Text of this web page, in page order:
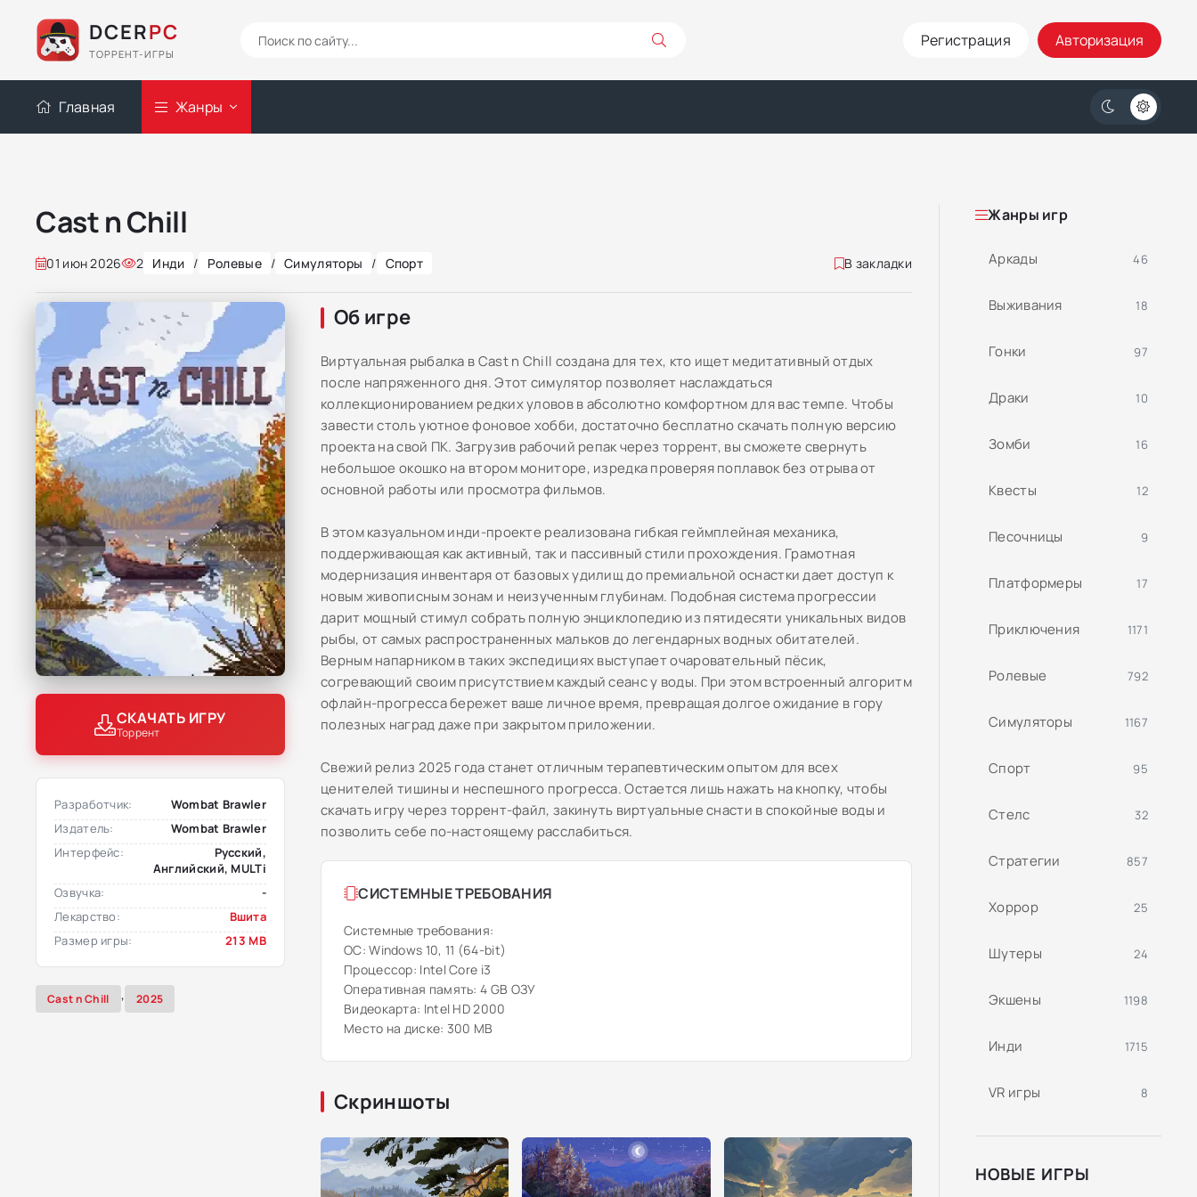
DCERPC
ТОРРЕНТ-ИГРЫ
Регистрация Авторизация
Главная Жанры
Cast n Chill
01 июн 2026 2 Инди / Ролевые / Симуляторы / Спорт В закладки
СКАЧАТЬ ИГРУ
Торрент
Разработчик:
Wombat Brawler
Издатель:
Wombat Brawler
Интерфейс:
Русский,
Английский, MULTi
Озвучка:
-
Лекарство:
Вшита
Размер игры:
213 MB
Cast n Chill , 2025
Об игре
Виртуальная рыбалка в Cast n Chill создана для тех, кто ищет медитативный отдых
после напряженного дня. Этот симулятор позволяет наслаждаться
коллекционированием редких уловов в абсолютно комфортном для вас темпе. Чтобы
завести столь уютное фоновое хобби, достаточно бесплатно скачать полную версию
проекта на свой ПК. Загрузив рабочий репак через торрент, вы сможете свернуть
небольшое окошко на втором мониторе, изредка проверяя поплавок без отрыва от
основной работы или просмотра фильмов.
В этом казуальном инди-проекте реализована гибкая геймплейная механика,
поддерживающая как активный, так и пассивный стили прохождения. Грамотная
модернизация инвентаря от базовых удилищ до премиальной оснастки дает доступ к
новым живописным зонам и неизученным глубинам. Подобная система прогрессии
дарит мощный стимул собрать полную энциклопедию из пятидесяти уникальных видов
рыбы, от самых распространенных мальков до легендарных водных обитателей.
Верным напарником в таких экспедициях выступает очаровательный пёсик,
согревающий своим присутствием каждый сеанс у воды. При этом встроенный алгоритм
офлайн-прогресса бережет ваше личное время, превращая долгое ожидание в гору
полезных наград даже при закрытом приложении.
Свежий релиз 2025 года станет отличным терапевтическим опытом для всех
ценителей тишины и неспешного прогресса. Остается лишь нажать на кнопку, чтобы
скачать игру через торрент-файл, закинуть виртуальные снасти в спокойные воды и
позволить себе по-настоящему расслабиться.
СИСТЕМНЫЕ ТРЕБОВАНИЯ
Системные требования:
ОС: Windows 10, 11 (64-bit)
Процессор: Intel Core i3
Оперативная память: 4 GB ОЗУ
Видеокарта: Intel HD 2000
Место на диске: 300 MB
Скриншоты
Жанры игр
Аркады 46
Выживания 18
Гонки 97
Драки 10
Зомби 16
Квесты 12
Песочницы 9
Платформеры 17
Приключения 1171
Ролевые 792
Симуляторы 1167
Спорт 95
Стелс 32
Стратегии 857
Хоррор 25
Шутеры 24
Экшены 1198
Инди 1715
VR игры 8
НОВЫЕ ИГРЫ